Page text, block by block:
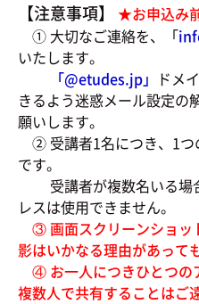
【注意事項】
★お申込み
① 大切なご連絡を、「
いたします。
「@etudes.jp」 ドメ
きるよう迷惑メール設定の
願いします。
② 受講者1名につき、1つ
です。
受講者が複数名いる場
レスは使用できません。
③ 画面スクリーンショッ
影はいかなる理由があって
④ お一人につきひとつの
複数人で共有することはご